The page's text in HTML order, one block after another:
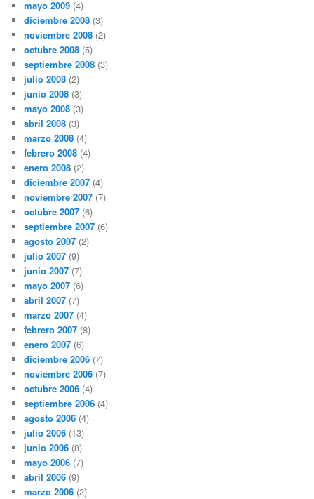
mayo 2009 (4)
diciembre 2008 (3)
noviembre 2008 (2)
octubre 2008 (5)
septiembre 2008 (3)
julio 2008 (2)
junio 2008 (3)
mayo 2008 (3)
abril 2008 (3)
marzo 2008 (4)
febrero 2008 (4)
enero 2008 (2)
diciembre 2007 (4)
noviembre 2007 (7)
octubre 2007 (6)
septiembre 2007 (6)
agosto 2007 (2)
julio 2007 (9)
junio 2007 (7)
mayo 2007 (6)
abril 2007 (7)
marzo 2007 (4)
febrero 2007 (8)
enero 2007 (6)
diciembre 2006 (7)
noviembre 2006 (7)
octubre 2006 (4)
septiembre 2006 (4)
agosto 2006 (4)
julio 2006 (13)
junio 2006 (8)
mayo 2006 (7)
abril 2006 (9)
marzo 2006 (2)